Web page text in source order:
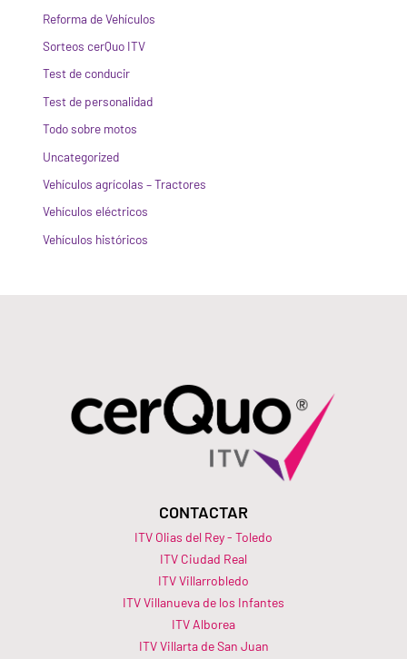
Reforma de Vehículos
Sorteos cerQuo ITV
Test de conducir
Test de personalidad
Todo sobre motos
Uncategorized
Vehículos agrícolas – Tractores
Vehículos eléctricos
Vehículos históricos
CONTACTAR
ITV Olias del Rey - Toledo
ITV Ciudad Real
ITV Villarrobledo
ITV Villanueva de los Infantes
ITV Alborea
ITV Villarta de San Juan